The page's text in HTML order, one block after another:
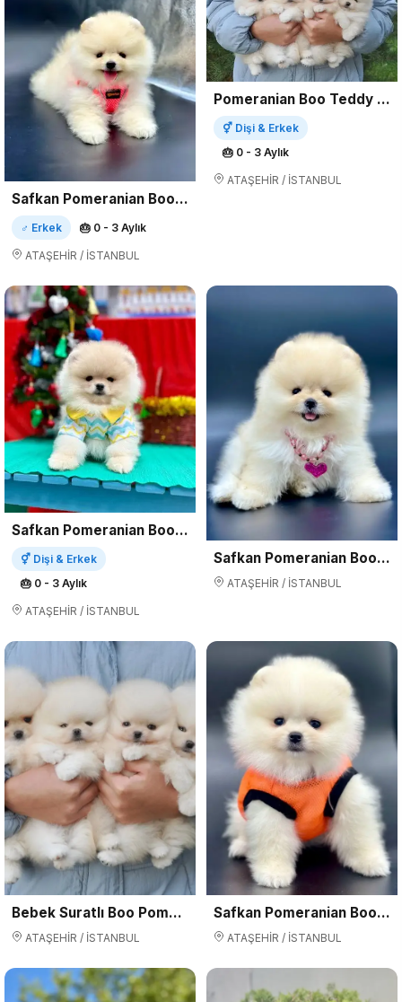
Safkan Pomeranian Boo Yavrularımız
♂ Erkek 🎂 0 - 3 Aylık
ATAŞEHİR / İSTANBUL
Pomeranian Boo Teddy Bear Yavrularımız
⚥ Dişi & Erkek
🎂 0 - 3 Aylık
ATAŞEHİR / İSTANBUL
Safkan Pomeranian Boo Yavrularımız
⚥ Dişi & Erkek
🎂 0 - 3 Aylık
ATAŞEHİR / İSTANBUL
Safkan Pomeranian Boo Yavrularımız
ATAŞEHİR / İSTANBUL
Bebek Suratlı Boo Pomeranian Yavrularımız Aile Ariyor
ATAŞEHİR / İSTANBUL
Safkan Pomeranian Boo Yavrularımız
ATAŞEHİR / İSTANBUL